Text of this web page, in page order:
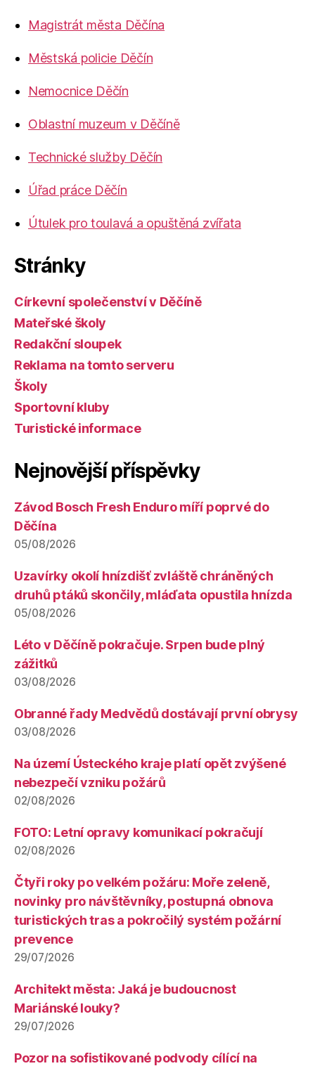
Magistrát města Děčína
Městská policie Děčín
Nemocnice Děčín
Oblastní muzeum v Děčíně
Technické služby Děčín
Úřad práce Děčín
Útulek pro toulavá a opuštěná zvířata
Stránky
Církevní společenství v Děčíně
Mateřské školy
Redakční sloupek
Reklama na tomto serveru
Školy
Sportovní kluby
Turistické informace
Nejnovější příspěvky
Závod Bosch Fresh Enduro míří poprvé do
Děčína
05/08/2026
Uzavírky okolí hnízdišť zvláště chráněných
druhů ptáků skončily, mláďata opustila hnízda
05/08/2026
Léto v Děčíně pokračuje. Srpen bude plný
zážitků
03/08/2026
Obranné řady Medvědů dostávají první obrysy
03/08/2026
Na území Ústeckého kraje platí opět zvýšené
nebezpečí vzniku požárů
02/08/2026
FOTO: Letní opravy komunikací pokračují
02/08/2026
Čtyři roky po velkém požáru: Moře zeleně,
novinky pro návštěvníky, postupná obnova
turistických tras a pokročilý systém požární
prevence
29/07/2026
Architekt města: Jaká je budoucnost
Mariánské louky?
29/07/2026
Pozor na sofistikované podvody cílící na